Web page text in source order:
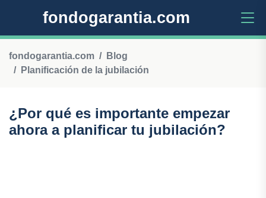
fondogarantia.com
fondogarantia.com
Blog
Planificación de la jubilación
¿Por qué es importante empezar
ahora a planificar tu jubilación?